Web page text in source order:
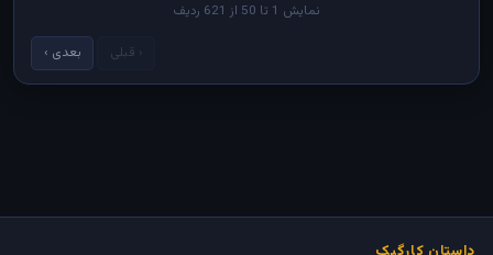
نمایش 1 تا 50 از 621 ردیف
‹ قبلی بعدی ›